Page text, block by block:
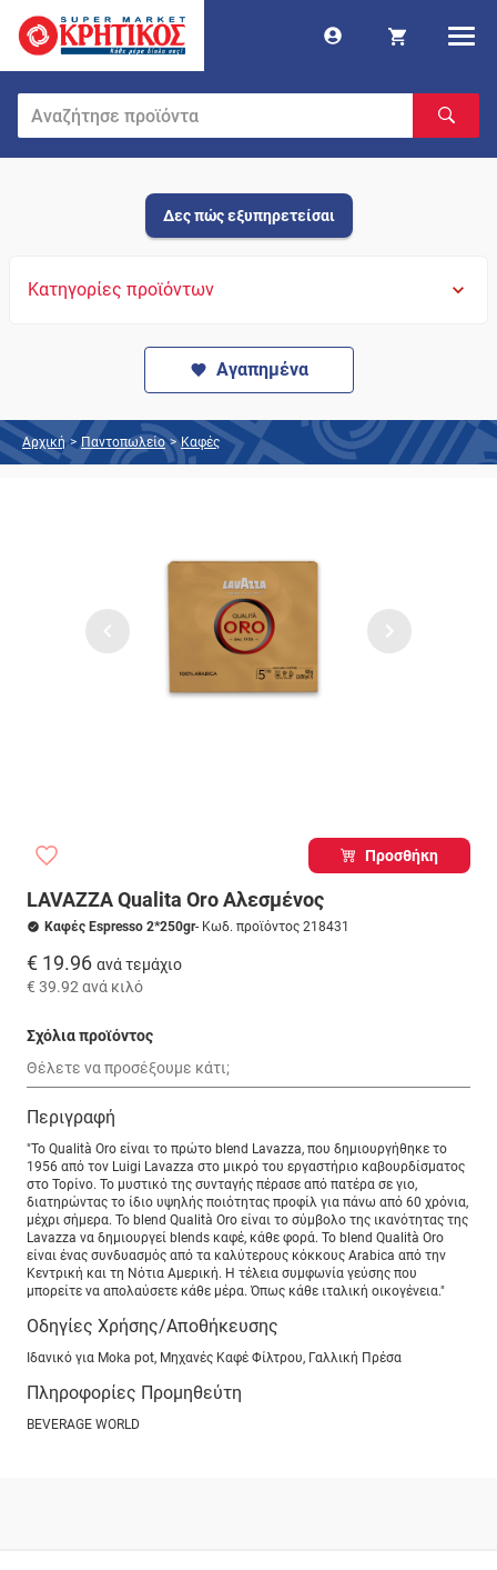
Δες πώς εξυπηρετείσαι
Κατηγορίες προϊόντων
Αγαπημένα
Αρχική > Παντοπωλείο > Καφές
Προσθήκη
LAVAZZA Qualita Oro Αλεσμένος
Καφές Espresso 2*250gr- Κωδ. προϊόντος 218431
€ 19.96 ανά τεμάχιο
€ 39.92 ανά κιλό
Σχόλια προϊόντος
Περιγραφή
"Το Qualità Oro είναι το πρώτο blend Lavazza, που δημιουργήθηκε το
1956 από τον Luigi Lavazza στο μικρό του εργαστήριο καβουρδίσματος
στο Τορίνο. Το μυστικό της συνταγής πέρασε από πατέρα σε γιο,
διατηρώντας το ίδιο υψηλής ποιότητας προφίλ για πάνω από 60 χρόνια,
μέχρι σήμερα. Το blend Qualità Oro είναι το σύμβολο της ικανότητας της
Lavazza να δημιουργεί blends καφέ, κάθε φορά. Το blend Qualità Oro
είναι ένας συνδυασμός από τα καλύτερoυς κόκκους Arabica από την
Κεντρική και τη Νότια Αμερική. Η τέλεια συμφωνία γεύσης που
μπορείτε να απολαύσετε κάθε μέρα. Όπως κάθε ιταλική οικογένεια."
Οδηγίες Χρήσης/Αποθήκευσης
Ιδανικό για Moka pot, Μηχανές Καφέ Φίλτρου, Γαλλική Πρέσα
Πληροφορίες Προμηθεύτη
BEVERAGE WORLD